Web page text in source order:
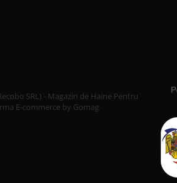
SRL) - Magazin de Haine Pentru
E-commerce by Gomag